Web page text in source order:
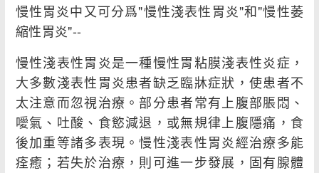
慢性胃炎中又可分爲"慢性淺表性胃炎"和"慢性萎
縮性胃炎"--
慢性淺表性胃炎是一種慢性胃粘膜淺表性炎症，
大多數淺表性胃炎患者缺乏臨牀症狀，使患者不
太注意而忽視治療。部分患者常有上腹部脹悶、
噯氣、吐酸、食慾減退，或無規律上腹隱痛，食
後加重等諸多表現。慢性淺表性胃炎經治療多能
痊癒；若失於治療，則可進一步發展，固有腺體